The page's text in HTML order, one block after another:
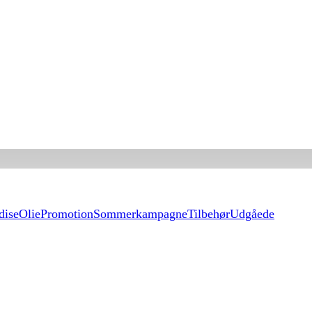
OliePromotionSommerkampagneTilbehørUdgåede